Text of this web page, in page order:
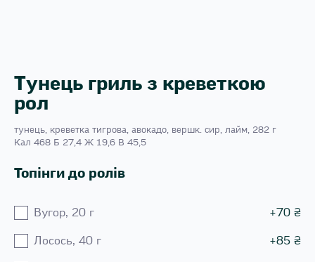
Тунець гриль з креветкою
рол
тунець, креветка тигрова, авокадо, вершк. сир, лайм, 282 г
Кал 468 Б 27,4 Ж 19,6 В 45,5
Топінги до ролів
Вугор, 20 г +70 ₴
Лосось, 40 г +85 ₴